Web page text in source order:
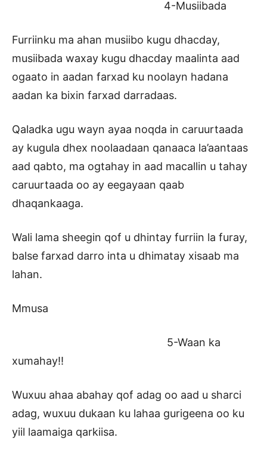
4-Musiibada
Furriinku ma ahan musiibo kugu dhacday,
musiibada waxay kugu dhacday maalinta aad
ogaato in aadan farxad ku noolayn hadana
aadan ka bixin farxad darradaas.
Qaladka ugu wayn ayaa noqda in caruurtaada
ay kugula dhex noolaadaan qanaaca la’aantaas
aad qabto, ma ogtahay in aad macallin u tahay
caruurtaada oo ay eegayaan qaab
dhaqankaaga.
Wali lama sheegin qof u dhintay furriin la furay,
balse farxad darro inta u dhimatay xisaab ma
lahan.
Mmusa
5-Waan ka
xumahay!!
Wuxuu ahaa abahay qof adag oo aad u sharci
adag, wuxuu dukaan ku lahaa gurigeena oo ku
yiil laamaiga qarkiisa.